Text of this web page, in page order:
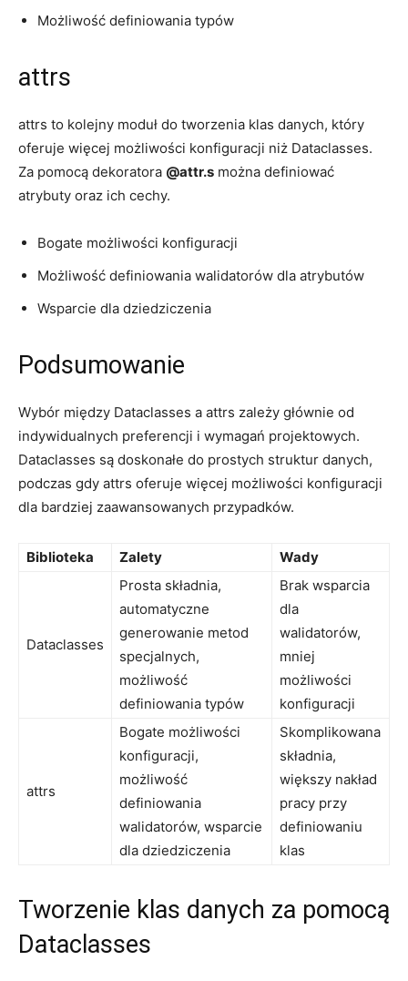
Możliwość ⁢definiowania ‌typów
attrs
attrs to ⁢kolejny ‍moduł ⁤do tworzenia klas​ danych, który⁤
oferuje‌ więcej możliwości konfiguracji ‌niż Dataclasses.
Za pomocą dekoratora @attr.s można ‍definiować
atrybuty oraz ich cechy.
Bogate możliwości konfiguracji
Możliwość definiowania walidatorów dla atrybutów
Wsparcie dla dziedziczenia
Podsumowanie
Wybór między Dataclasses a‌ attrs zależy głównie od
indywidualnych preferencji i wymagań projektowych.
Dataclasses‍ są doskonałe do prostych struktur danych,​
podczas gdy⁢ attrs oferuje więcej możliwości konfiguracji
dla bardziej‍ zaawansowanych przypadków.
Biblioteka Zalety Wady
Dataclasses
Prosta składnia,
automatyczne
generowanie metod​
specjalnych,
możliwość
‌definiowania typów
Brak wsparcia
dla ​
walidatorów,
‍mniej
‍możliwości
konfiguracji
attrs
Bogate możliwości‍
konfiguracji,⁤
możliwość
definiowania
walidatorów,⁢ wsparcie
dla dziedziczenia
Skomplikowana​
składnia,‍
większy nakład
pracy przy
definiowaniu
klas
Tworzenie klas danych za pomocą⁢
Dataclasses